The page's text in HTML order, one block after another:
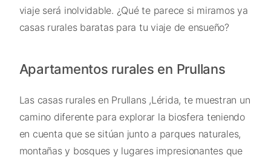
viaje será inolvidable. ¿Qué te parece si miramos ya
casas rurales baratas para tu viaje de ensueño?
Apartamentos rurales en Prullans
Las casas rurales en Prullans ,Lérida, te muestran un
camino diferente para explorar la biosfera teniendo
en cuenta que se sitúan junto a parques naturales,
montañas y bosques y lugares impresionantes que